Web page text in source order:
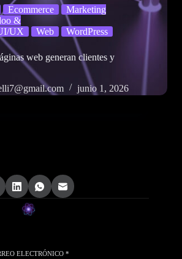
Ecommerce
Marketing
&
UX Web WordPress
web generan clientes y
junio 1, 2026
ELECTRÓNICO *